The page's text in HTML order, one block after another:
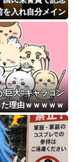
を入れ自分メイン
上中w w w w w
w w
巨大“キャラコン
理由ｗｗｗｗｗ
ｗｗｗ